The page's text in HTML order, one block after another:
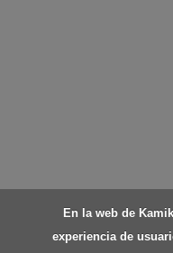
En la web de
experiencia de